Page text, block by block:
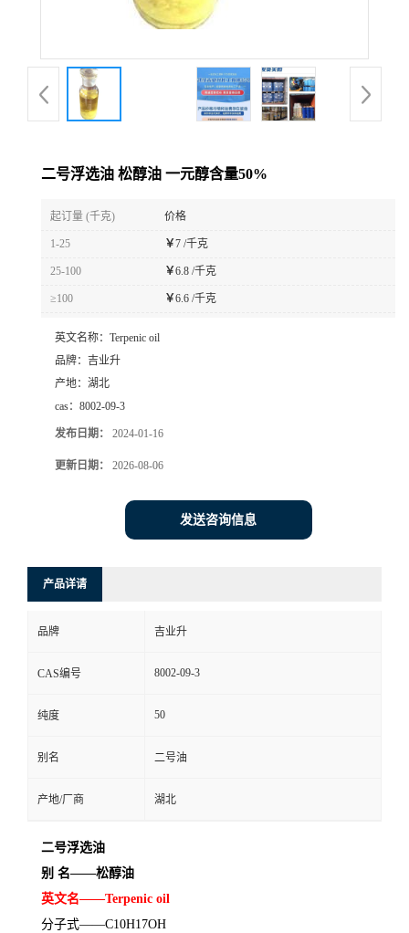
二号浮选油 松醇油 一元醇含量50%
起订量 (千克) 价格
1-25 ￥7 /千克
25-100 ￥6.8 /千克
≥100 ￥6.6 /千克
英文名称： Terpenic oil
品牌： 吉业升
产地： 湖北
cas： 8002-09-3
发布日期： 2024-01-16
更新日期： 2026-08-06
发送咨询信息
产品详请
品牌 吉业升
CAS编号 8002-09-3
纯度 50
别名 二号油
产地/厂商 湖北
二号浮选油
别 名——松醇油
英文名——Terpenic oil
分子式——C10H17OH